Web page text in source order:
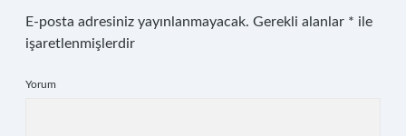
E-posta adresiniz yayınlanmayacak. Gerekli alanlar * ile
işaretlenmişlerdir
Yorum